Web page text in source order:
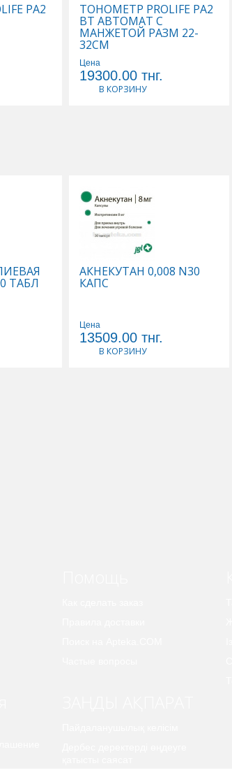
PA2 ТОНОМЕТР PROLIFE PA2
BT АВТОМАТ С
МАНЖЕТОЙ РАЗМ 22-
32СМ
Цена
19300.00 тнг.
В КОРЗИНУ
ТАБЛ
АКНЕКУТАН 0,008 N30
КАПС
Цена
13509.00 тнг.
В КОРЗИНУ